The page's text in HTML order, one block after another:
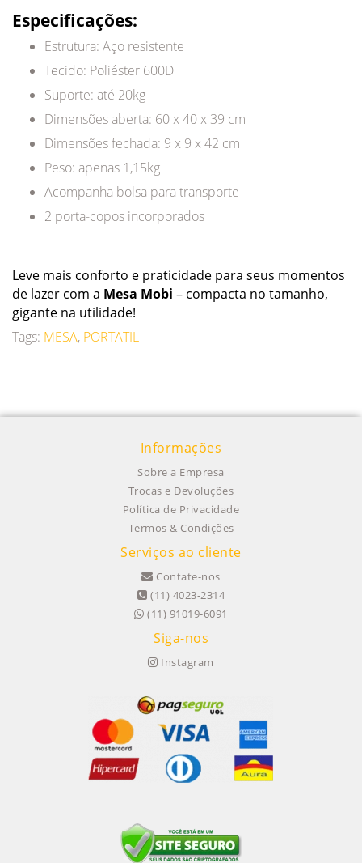
Especificações:
Estrutura: Aço resistente
Tecido: Poliéster 600D
Suporte: até 20kg
Dimensões aberta: 60 x 40 x 39 cm
Dimensões fechada: 9 x 9 x 42 cm
Peso: apenas 1,15kg
Acompanha bolsa para transporte
2 porta-copos incorporados
Leve mais conforto e praticidade para seus momentos
de lazer com a Mesa Mobi – compacta no tamanho,
gigante na utilidade!
Tags: MESA, PORTATIL
Informações
Sobre a Empresa
Trocas e Devoluções
Política de Privacidade
Termos & Condições
Serviços ao cliente
Contate-nos
(11) 4023-2314
(11) 91019-6091
Siga-nos
Instagram